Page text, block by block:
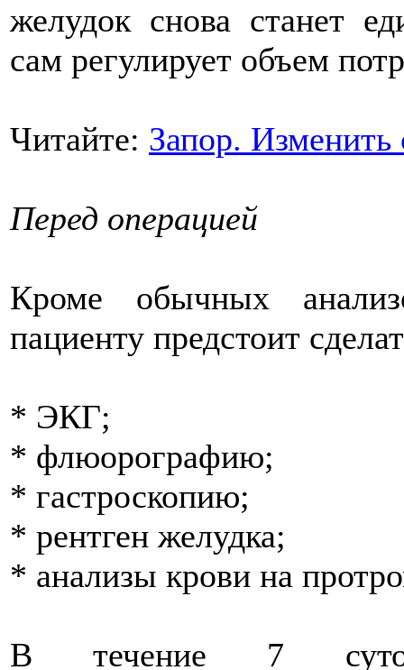
желудок снова станет
сам регулирует объем
Читайте: Запор. Изменить
Перед операцией
Кроме обычных
пациенту предстоит
* ЭКГ;
* флюорографию;
* гастроскопию;
* рентген желудка;
* анализы крови на
В течение 7 суток